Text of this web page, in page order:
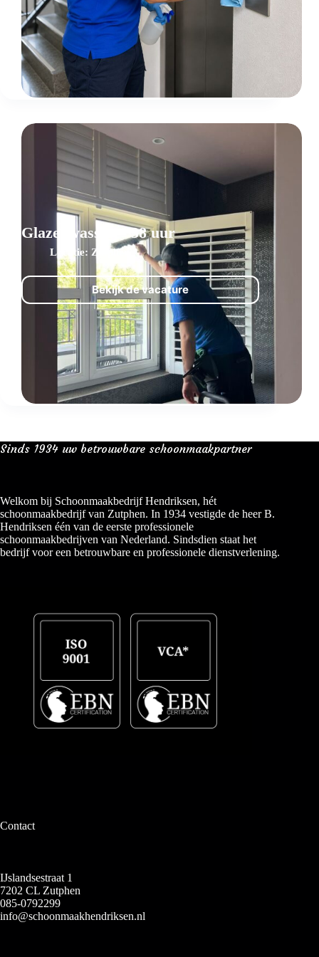
Glazenwasser – 38 uur
Zutphen
Bekijk de vacature
Glazenwasser
–
38
uur
Sinds 1934 uw betrouwbare schoonmaakpartner
Welkom bij Schoonmaakbedrijf Hendriksen, hét
schoonmaakbedrijf van Zutphen. In 1934 vestigde de heer B.
Hendriksen één van de eerste professionele
schoonmaakbedrijven van Nederland. Sindsdien staat het
bedrijf voor een betrouwbare en professionele dienstverlening.
Contact
IJslandsestraat 1
7202 CL Zutphen
085-0792299
info@schoonmaakhendriksen.nl